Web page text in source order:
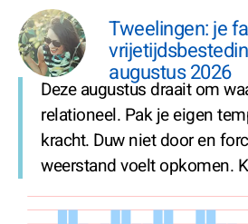
Tweelingen: je
augustus 2026
Deze augustus draait om
relationeel. Pak je eigen
kracht. Duw niet door en
weerstand voelt opkomen.